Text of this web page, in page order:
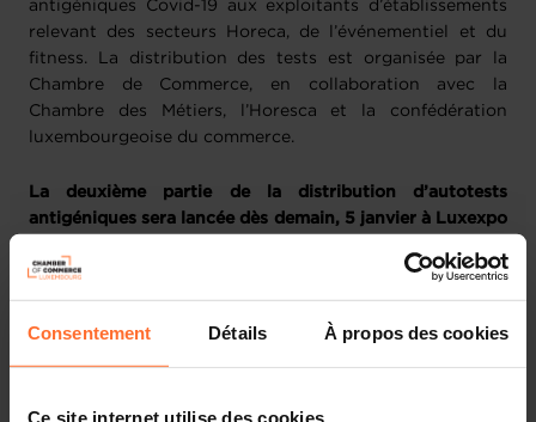
Consentement Détails À propos des cookies
Ce site internet utilise des cookies.
antigéniques Covid-19 aux exploitants d’établissements
relevant des secteurs Horeca, de l’événementiel et du
fitness. La distribution des tests est organisée par la
Chambre de Commerce, en collaboration avec la
Chambre des Métiers, l’Horesca et la confédération
luxembourgeoise du commerce.
La deuxième partie de la distribution d’autotests
antigéniques sera lancée dès demain, 5 janvier à Luxexpo
Tout établissement concerné a reçu un courrier lui
permettant de prendre un RDV via le QR code indiqué et